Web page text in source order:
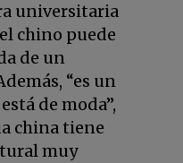
universitaria
chino puede
de un
“es un
de moda”,
china tiene
muy